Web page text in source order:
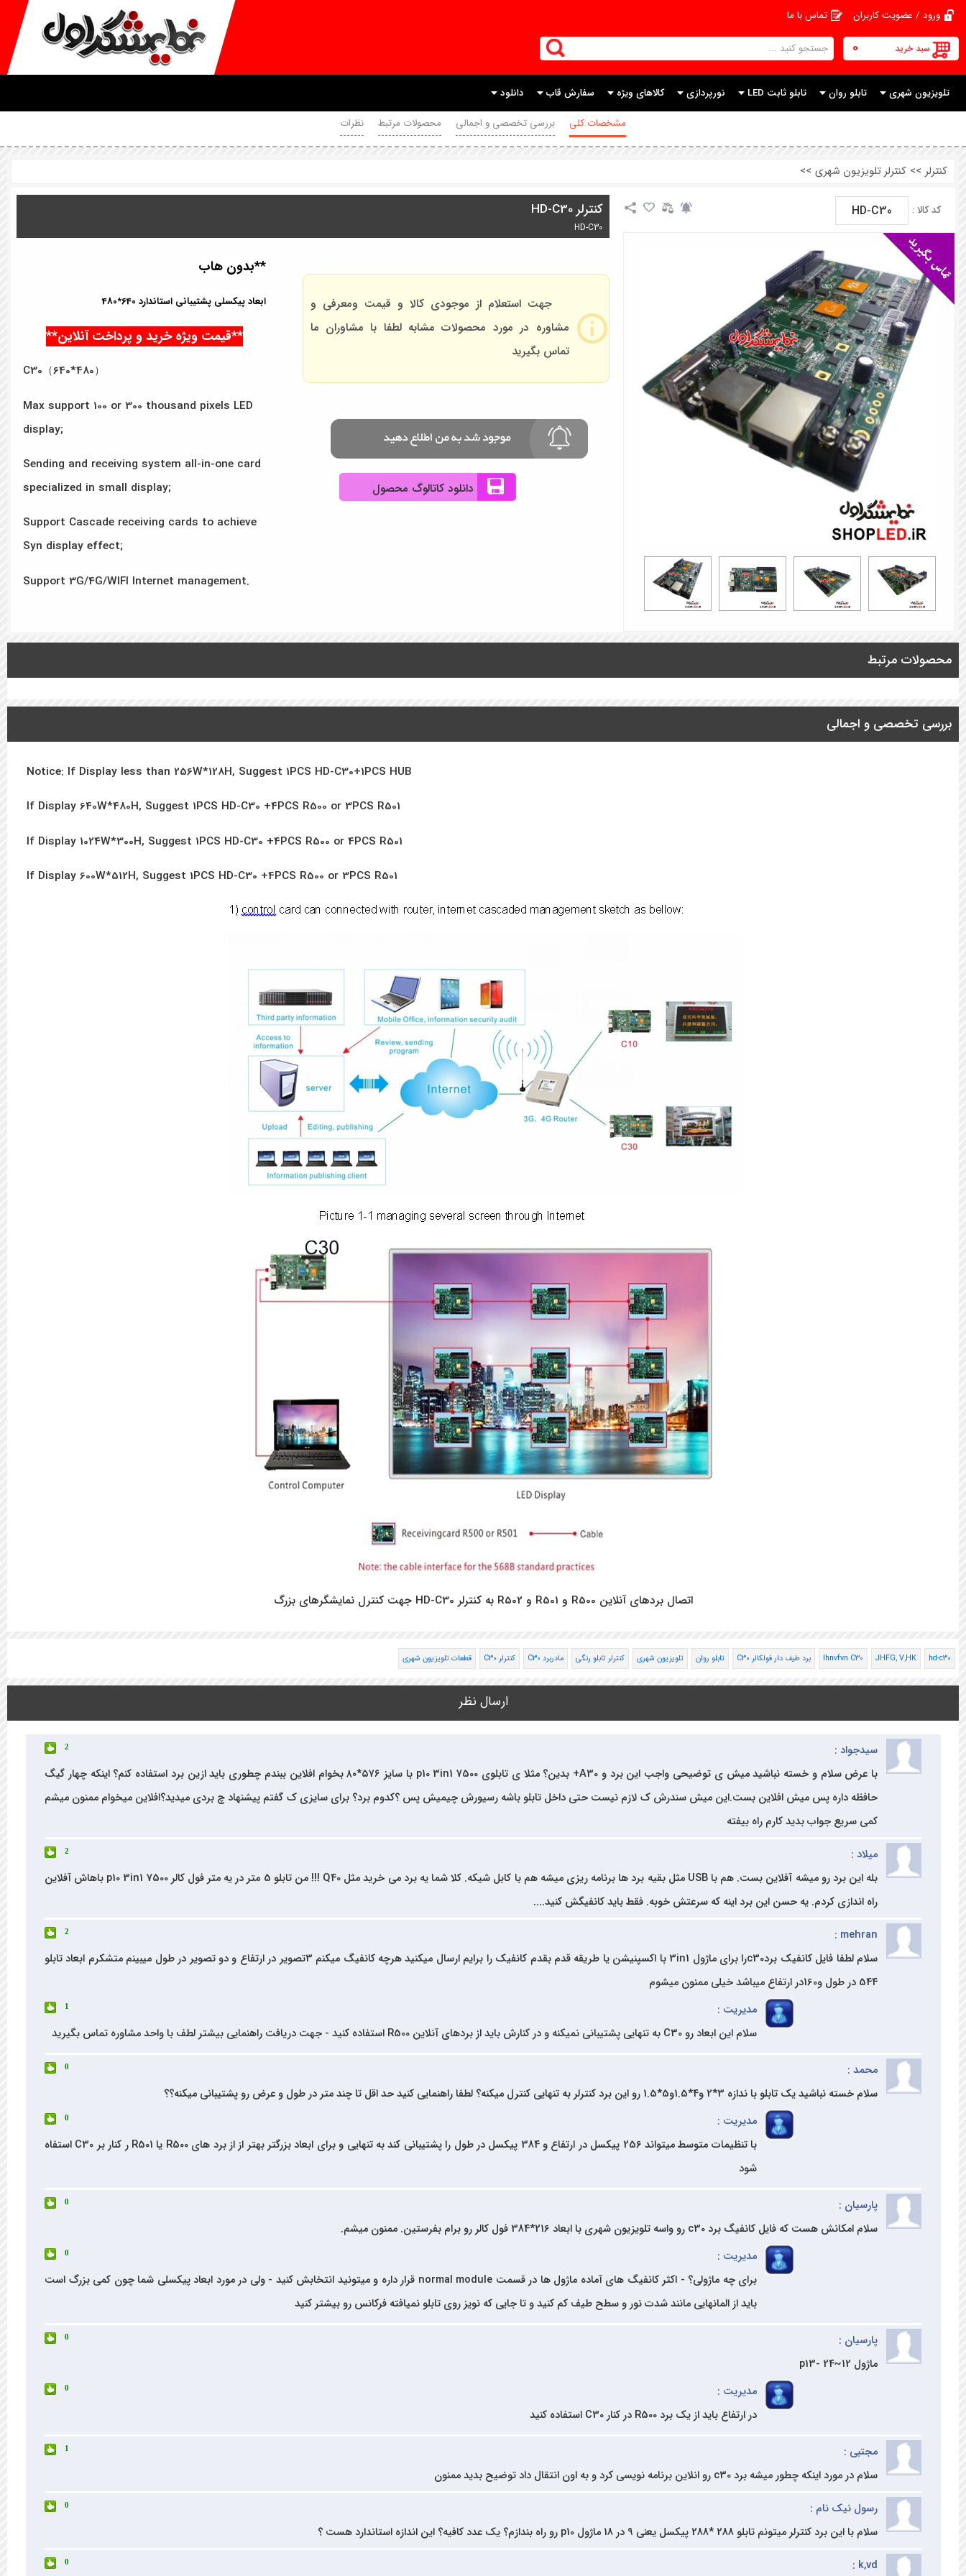
ورود / عضویت کاربران تماس با ما
سبد خرید 0
تلویزیون شهری تابلو روان تابلو ثابت LED نورپردازی کالاهای ویژه سفارش قاب
دانلود
مشخصات کلی
بررسی تخصصی و اجمالی محصولات مرتبط نظرات
کنترلر >> کنترلر تلویزیون شهری >>
کد کالا : HD-C30 کنترلر HD-C30
HD-C30
جهت استعلام از موجودی کالا و قیمت ومعرفی و
مشاوره در مورد محصولات مشابه لطفا با مشاوران ما
تماس بگیرید
دانلود کاتالوگ محصول
**بدون هاب
ابعاد پیکسلی پشتیبانی استاندارد 640*480
**قیمت ویژه خرید و پرداخت آنلاین**
C30（640*480）
Max support 100 or 300 thousand pixels LED
display;
Sending and receiving system all-in-one card
specialized in small display;
Support Cascade receiving cards to achieve
Syn display effect;
Support 3G/4G/WIFI Internet management.
محصولات مرتبط
بررسی تخصصی و اجمالی
Notice: If Display less than 256W*128H, Suggest 1PCS HD-C30+1PCS HUB
اتصال بردهای آنلاین R500 و R501 و R502 به کنترلر HD-C30 جهت کنترل نمایشگرهای بزرگ
hd-c30
JHFG, V,HK
lhnvfvn C30 برد طیف دار فولکالر C30 تابلو روان تلویزیون شهری کنترلر تابلو رنگی مادربرد C30 کنترلر C30 قطعات تلویزیون شهری
ارسال نظر
سیدجواد : 2
با عرض سلام و خسته نباشید میش ی توضیحی واجب این برد و A30+ بدین؟ مثلا ی تابلوی p10 3in1 7500 با سایز ۵۷۶*۸۰ بخوام افلاین ببندم چطوری باید ازین برد استفاده کنم؟ اینکه چهار گیگ
حافظه داره پس میش افلاین بست.این میش سندرش ک لازم نیست حتی داخل تابلو باشه رسیورش چیمیش پس ؟کدوم برد؟ برای سایزی ک گفتم پیشنهاد چ بردی میدید؟افلاین میخوام ممنون میشم
کمی سریع جواب بدید کارم راه بیفته
میلاد :
2
بله این برد رو میشه آفلاین بست. هم با USB مثل بقیه برد ها برنامه ریزی میشه هم با کابل شیکه. کلا شما یه برد می خرید مثل Q40 !!! من تابلو 5 متر در یه متر فول کالر p10 3in1 7500 باهاش آفلاین
راه اندازی کردم. یه حسن این برد اینه که سرعتش خوبه. فقط باید کانفیگش کنید....
mehran :
2
سلام لطفا فایل کانفیک بردc30را برای ماژول 3in1 با اکسپنیشن یا طریقه قدم بقدم کانفیک را برایم ارسال میکنید هرچه کانفیگ میکنم 3تصویر در ارتفاع و دو تصویر در طول میبینم متشکرم ابعاد تابلو
544 در طول و160در ارتفاع میباشد خیلی ممنون میشوم
مدیریت :
1
سلام این ابعاد رو C30 به تنهایی پشتیبانی نمیکنه و در کنارش باید از بردهای آنلاین R500 استفاده کنید - جهت دریافت راهنمایی بیشتر لطف با واحد مشاوره تماس بگیرید
محمد : 0
سلام خسته نباشید یک تابلو با ندازه 3*2 و4*1.5و5*1.5 رو این برد کنترلر به تنهایی کنترل میکنه؟ لطفا راهنمایی کنید حد اقل تا چند متر در طول و عرض رو پشتیبانی میکنه؟؟
مدیریت :
0
با تنظیمات متوسط میتواند 256 پیکسل در ارتفاع و 384 پیکسل در طول را پشتیبانی کند به تنهایی و برای ابعاد بزرگتر بهتر از از برد های R500 یا R501 ر کنار بر C30 استفاه
شود
پارسیان : 0
سلام امکانش هست که فایل کانفیگ برد c30 رو واسه تلویزیون شهری با ابعاد 216*384 فول کالر رو برام بفرستین. ممنون میشم.
مدیریت :
0
برای چه ماژولی؟ - اکثر کانفیگ های آماده ماژول ها در قسمت normal module قرار داره و میتونید انتخابش کنید - ولی در مورد ابعاد پیکسلی شما چون کمی بزرگ است
باید از المانهایی مانند شدت نور و سطح طیف کم کنید و تا جایی که نویز روی تابلو نمیافته فرکانس رو بیشتر کنید
پارسیان : 0
ماژول p13- 24~12
مدیریت :
0
در ارتفاع باید از یک برد R500 در کنار C30 استفاده کنید
مجتبی : 1
سلام در مورد اینکه چطور میشه برد c30 رو انلاین برنامه نویسی کرد و به اون انتقال داد توضیح بدید ممنون
رسول نیک نام :
0
سلام با این برد کنترلر میتونم تابلو 288 *288 پیکسل یعنی 9 در 18 ماژول p10 رو راه بندازم؟ یک عدد کافیه؟ این اندازه استاندارد هست ؟
k,vd :
0